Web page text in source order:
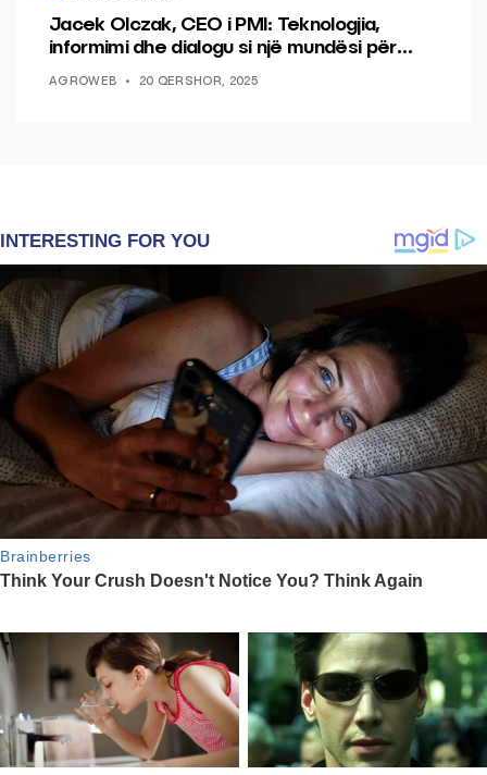
Jacek Olczak, CEO i PMI: Teknologjia,
informimi dhe dialogu si një mundësi për
AGROWEB 20 QERSHOR, 2025